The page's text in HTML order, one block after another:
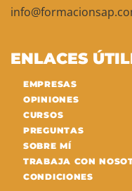
ENLACES
EMPRESAS
OPINIONES
CURSOS
PREGUNTAS
SOBRE MÍ
TRABAJA CON
CONDICIONES